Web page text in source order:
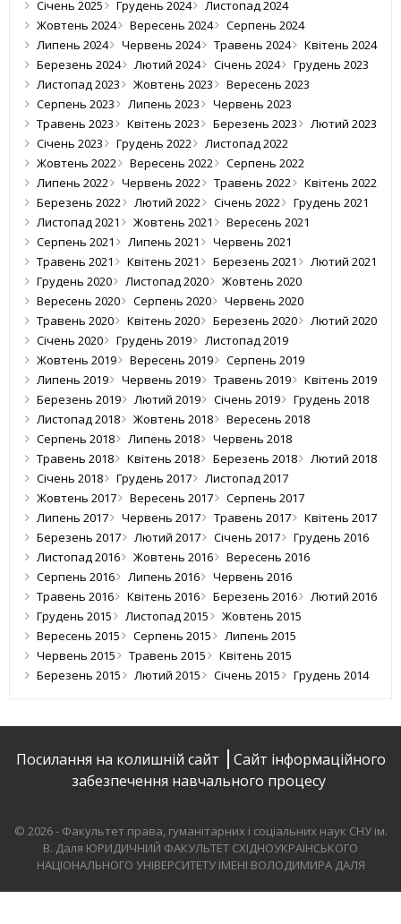
Січень 2025 Грудень 2024
Листопад 2024
Жовтень 2024
Вересень 2024
Серпень 2024
Липень 2024
Червень 2024 Травень 2024
Квітень 2024
Березень 2024
Лютий 2024 Січень 2024
Грудень 2023
Листопад 2023
Жовтень 2023
Вересень 2023
Серпень 2023
Липень 2023
Червень 2023
Травень 2023
Квітень 2023 Березень 2023
Лютий 2023
Січень 2023
Грудень 2022
Листопад 2022
Жовтень 2022
Вересень 2022
Серпень 2022
Липень 2022
Червень 2022 Травень 2022
Квітень 2022
Березень 2022
Лютий 2022 Січень 2022
Грудень 2021
Листопад 2021
Жовтень 2021
Вересень 2021
Серпень 2021
Липень 2021
Червень 2021
Травень 2021
Квітень 2021 Березень 2021
Лютий 2021
Грудень 2020
Листопад 2020
Жовтень 2020
Вересень 2020
Серпень 2020
Червень 2020
Травень 2020
Квітень 2020 Березень 2020
Лютий 2020
Січень 2020
Грудень 2019
Листопад 2019
Жовтень 2019
Вересень 2019
Серпень 2019
Липень 2019
Червень 2019 Травень 2019
Квітень 2019
Березень 2019
Лютий 2019 Січень 2019
Грудень 2018
Листопад 2018
Жовтень 2018
Вересень 2018
Серпень 2018
Липень 2018
Червень 2018
Травень 2018
Квітень 2018 Березень 2018
Лютий 2018
Січень 2018
Грудень 2017
Листопад 2017
Жовтень 2017
Вересень 2017
Серпень 2017
Липень 2017
Червень 2017 Травень 2017
Квітень 2017
Березень 2017
Лютий 2017 Січень 2017
Грудень 2016
Листопад 2016
Жовтень 2016
Вересень 2016
Серпень 2016
Липень 2016
Червень 2016
Травень 2016
Квітень 2016 Березень 2016
Лютий 2016
Грудень 2015
Листопад 2015
Жовтень 2015
Вересень 2015
Серпень 2015
Липень 2015
Червень 2015
Травень 2015
Квітень 2015
Березень 2015
Лютий 2015 Січень 2015 Грудень 2014
Посилання на колишній сайт
Сайт інформаційного
забезпечення навчального процесу
© 2026 - Факультет права, гуманітарних і соціальних наук СНУ ім.
В. Даля ЮРИДИЧНИЙ ФАКУЛЬТЕТ СХІДНОУКРАЇНСЬКОГО
НАЦІОНАЛЬНОГО УНІВЕРСИТЕТУ ІМЕНІ ВОЛОДИМИРА ДАЛЯ